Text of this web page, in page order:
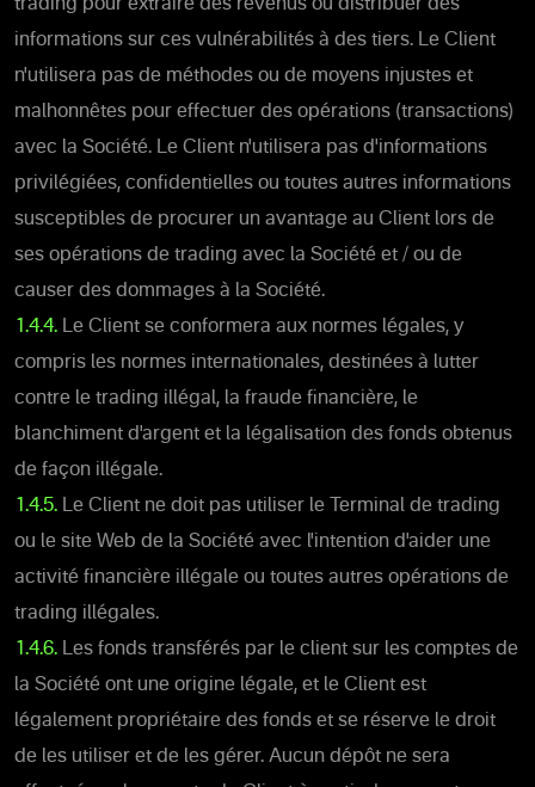
trading pour extraire des revenus ou distribuer des
informations sur ces vulnérabilités à des tiers. Le Client
n'utilisera pas de méthodes ou de moyens injustes et
malhonnêtes pour effectuer des opérations (transactions)
avec la Société. Le Client n'utilisera pas d'informations
privilégiées, confidentielles ou toutes autres informations
susceptibles de procurer un avantage au Client lors de
ses opérations de trading avec la Société et / ou de
causer des dommages à la Société.
1.4.4. Le Client se conformera aux normes légales, y
compris les normes internationales, destinées à lutter
contre le trading illégal, la fraude financière, le
blanchiment d'argent et la légalisation des fonds obtenus
de façon illégale.
1.4.5. Le Client ne doit pas utiliser le Terminal de trading
ou le site Web de la Société avec l'intention d'aider une
activité financière illégale ou toutes autres opérations de
trading illégales.
1.4.6. Les fonds transférés par le client sur les comptes de
la Société ont une origine légale, et le Client est
légalement propriétaire des fonds et se réserve le droit
de les utiliser et de les gérer. Aucun dépôt ne sera